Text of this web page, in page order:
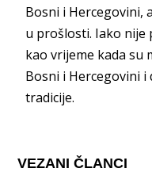
Bosni i Hercegovini,
u prošlosti. Iako nije
kao vrijeme kada su
Bosni i Hercegovini
tradicije.
VEZANI ČLANCI